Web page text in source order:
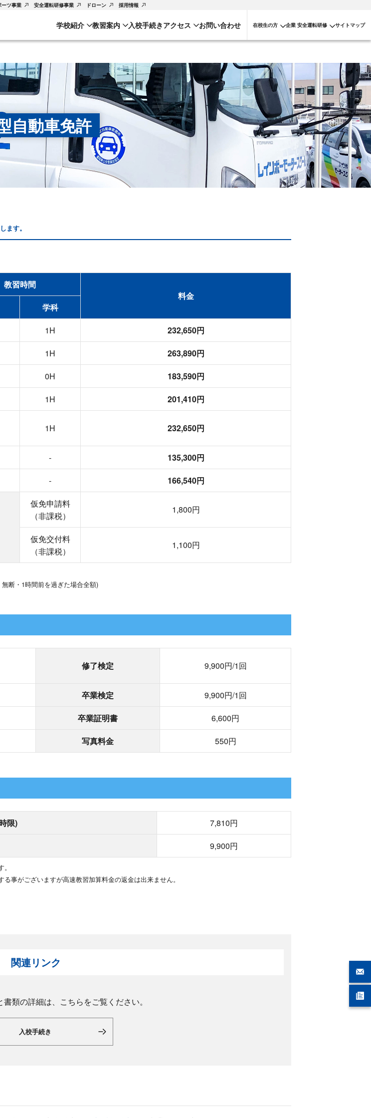
ーツ事業 安全運転研修事業 ドローン 採用情報
学校紹介 教習案内 入校手続きアクセス お問い合わせ 在校生の方 企業 安全運転研修 サイトマップ
自動車免許
ます。
教習時間
料金
学科
1H
232,650円
1H
263,890円
0H
183,590円
1H
201,410円
1H 232,650円
-
135,300円
- 166,540円
仮免申請料
（非課税）
1,800円
仮免交付料
（非課税）
1,100円
断・1時間前を過ぎた場合全額)
修了検定 9,900円/1回
卒業検定
9,900円/1回
卒業証明書
6,600円
写真料金 550円
限)
7,810円
9,900円
事がございますが高速教習加算料金の返金は出来ません。
関連リンク
類の詳細は、こちらをご覧ください。
入校手続き